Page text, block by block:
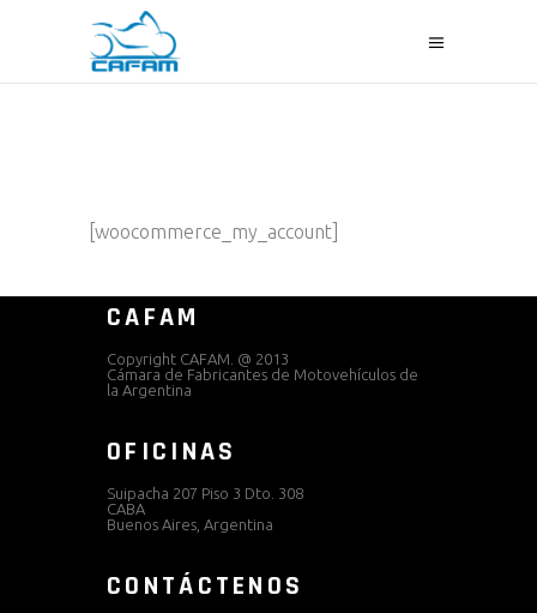
[woocommerce_my_account]
CAFAM
Copyright CAFAM. @ 2013
Cámara de Fabricantes de Motovehículos de
la Argentina
OFICINAS
Suipacha 207 Piso 3 Dto. 308
CABA
Buenos Aires, Argentina
CONTÁCTENOS